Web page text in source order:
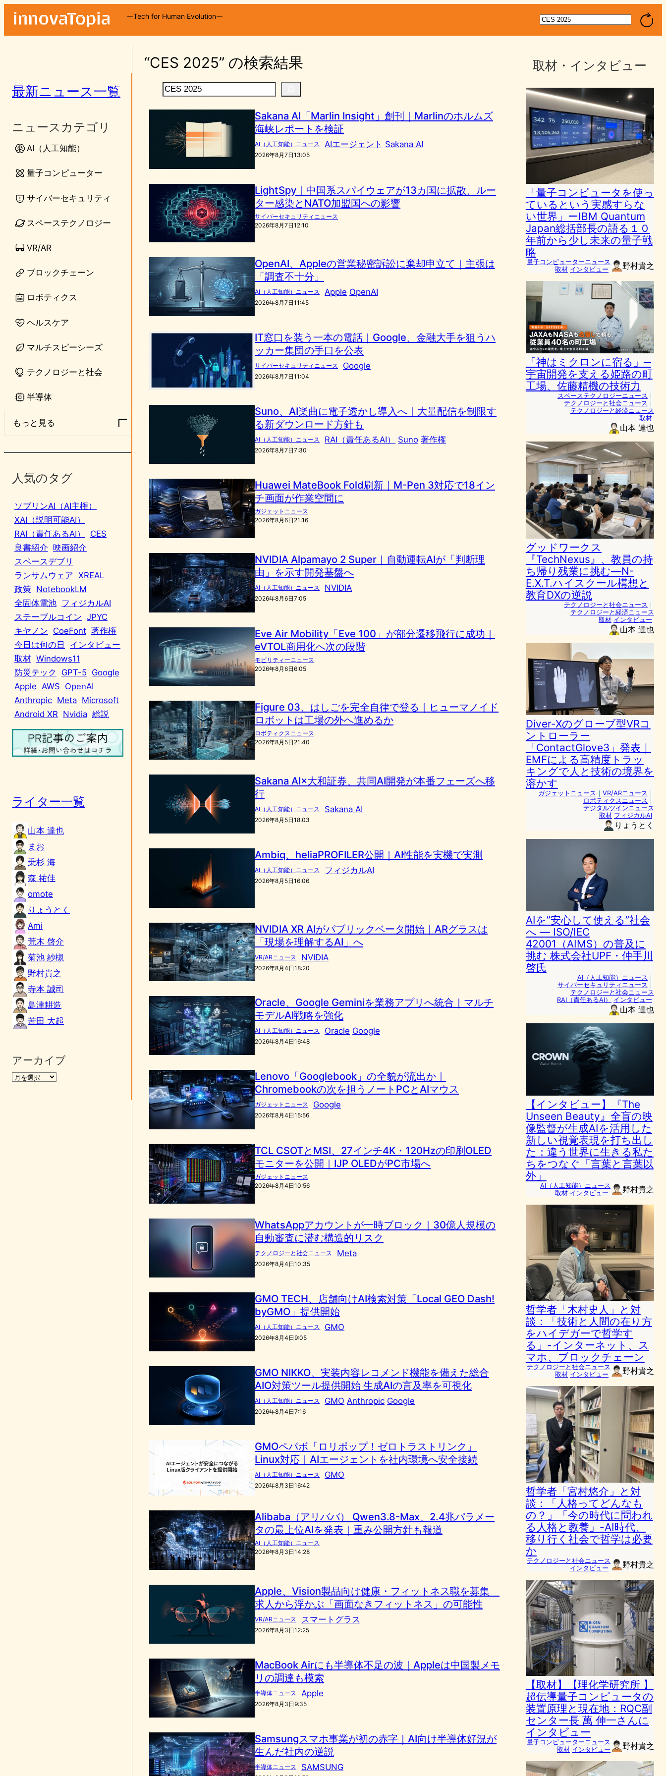
を
ーTech for Human Evolutionー
検
索
最新ニュース一覧
ニュースカテゴリ
AI（人工知能）
量子コンピューター
サイバーセキュリティ
スペーステクノロジー
VR/AR
ブロックチェーン
ロボティクス
ヘルスケア
マルチスピーシーズ
テクノロジーと社会
半導体
もっと見る
人気のタグ
ソブリンAI（AI主権）
XAI（説明可能AI）
RAI（責任あるAI）
CES
良書紹介 映画紹介
スペースデブリ
ランサムウェア XREAL
政策 NotebookLM
全固体電池 フィジカルAI
ステーブルコイン JPYC
キヤノン CoeFont 著作権
今日は何の日
インタビュー
取材 Windows11
防災テック
GPT-5 Google
Apple AWS OpenAI
Anthropic Meta Microsoft
Android XR Nvidia 総説
ライター一覧
山本 達也
まお
乗杉 海
森 祐佳
omote
りょうとく
Ami
荒木 啓介
菊池 紗槻
野村貴之
寺本 誠司
島津耕造
苦田 大起
アーカイブ
“CES 2025” の検索結果
Sakana AI「Marlin Insight」創刊｜Marlinのホルムズ
海峡レポートを検証
AI（人工知能）ニュース AIエージェント Sakana AI
2026年8月7日13:05
LightSpy｜中国系スパイウェアが13カ国に拡散、ルー
ター感染とNATO加盟国への影響
サイバーセキュリティニュース
2026年8月7日12:10
OpenAI、Appleの営業秘密訴訟に棄却申立て｜主張は
「調査不十分」
AI（人工知能）ニュース Apple OpenAI
2026年8月7日11:45
IT窓口を装う一本の電話｜Google、金融大手を狙うハ
ッカー集団の手口を公表
サイバーセキュリティニュース Google
2026年8月7日11:04
Suno、AI楽曲に電子透かし導入へ｜大量配信を制限す
る新ダウンロード方針も
AI（人工知能）ニュース RAI（責任あるAI） Suno 著作権
2026年8月7日7:30
Huawei MateBook Fold刷新｜M-Pen 3対応で18イン
チ画面が作業空間に
ガジェットニュース
2026年8月6日21:16
NVIDIA Alpamayo 2 Super｜自動運転AIが「判断理
由」を示す開発基盤へ
AI（人工知能）ニュース NVIDIA
2026年8月6日7:05
Eve Air Mobility「Eve 100」が部分遷移飛行に成功｜
eVTOL商用化へ次の段階
モビリティーニュース
2026年8月6日6:05
Figure 03、はしごを完全自律で登る｜ヒューマノイド
ロボットは工場の外へ進めるか
ロボティクスニュース
2026年8月5日21:40
Sakana AI×大和証券、共同AI開発が本番フェーズへ移
行
AI（人工知能）ニュース Sakana AI
2026年8月5日18:03
Ambiq、heliaPROFILER公開｜AI性能を実機で実測
AI（人工知能）ニュース フィジカルAI
2026年8月5日16:06
NVIDIA XR AIがパブリックベータ開始｜ARグラスは
「現場を理解するAI」へ
VR/ARニュース NVIDIA
2026年8月4日18:20
Oracle、Google Geminiを業務アプリへ統合｜マルチ
モデルAI戦略を強化
AI（人工知能）ニュース Oracle Google
2026年8月4日16:48
Lenovo「Googlebook」の全貌が流出か｜
Chromebookの次を担うノートPCとAIマウス
ガジェットニュース Google
2026年8月4日15:56
TCL CSOTとMSI、27インチ4K・120Hzの印刷OLED
モニターを公開｜IJP OLEDがPC市場へ
ガジェットニュース
2026年8月4日10:56
WhatsAppアカウントが一時ブロック｜30億人規模の
自動審査に潜む構造的リスク
テクノロジーと社会ニュース Meta
2026年8月4日10:35
GMO TECH、店舗向けAI検索対策「Local GEO Dash!
byGMO」提供開始
AI（人工知能）ニュース GMO
2026年8月4日9:05
GMO NIKKO、実装内容レコメンド機能を備えた総合
AIO対策ツール提供開始 生成AIの言及率を可視化
AI（人工知能）ニュース GMO Anthropic Google
2026年8月4日7:16
GMOペパボ「ロリポップ！ゼロトラストリンク」
Linux対応｜AIエージェントを社内環境へ安全接続
AI（人工知能）ニュース GMO
2026年8月3日16:42
Alibaba（アリババ） Qwen3.8-Max、2.4兆パラメー
タの最上位AIを発表｜重み公開方針も報道
AI（人工知能）ニュース
2026年8月3日14:28
Apple、Vision製品向け健康・フィットネス職を募集
求人から浮かぶ「画面なきフィットネス」の可能性
VR/ARニュース スマートグラス
2026年8月3日12:25
MacBook Airにも半導体不足の波｜Appleは中国製メモ
リの調達も模索
半導体ニュース Apple
2026年8月3日9:35
Samsungスマホ事業が初の赤字｜AI向け半導体好況が
生んだ社内の逆説
半導体ニュース SAMSUNG
取材・インタビュー
「量子コンピュータを使っ
ているという実感すらな
い世界」ーIBM Quantum
Japan総括部長の語る１０
年前から少し未来の量子戦
略
量子コンピューターニュース
取材 インタビュー 野村貴之
「神はミクロンに宿る」─
宇宙開発を支える姫路の町
工場、佐藤精機の技術力
スペーステクノロジーニュース ｜
テクノロジーと社会ニュース ｜
テクノロジーと経済ニュース
取材
山本 達也
グッドワークス
『TechNexus』、教員の持
ち帰り残業に挑む—N-
E.X.T.ハイスクール構想と
教育DXの逆説
テクノロジーと社会ニュース ｜
テクノロジーと経済ニュース
取材 インタビュー
山本 達也
Diver-Xのグローブ型VRコ
ントローラー
「ContactGlove3」発表｜
EMFによる高精度トラッ
キングで人と技術の境界を
溶かす
ガジェットニュース ｜VR/ARニュース ｜
ロボティクスニュース ｜
デジタルツインニュース
取材 フィジカルAI
りょうとく
AIを”安心して使える”社会
へ ― ISO/IEC
42001（AIMS）の普及に
挑む 株式会社UPF・仲手川
啓氏
AI（人工知能）ニュース ｜
サイバーセキュリティニュース ｜
テクノロジーと社会ニュース
RAI（責任あるAI）
インタビュー
山本 達也
【インタビュー】『The
Unseen Beauty』全盲の映
像監督が生成AIを活用した
新しい視覚表現を打ち出し
た：違う世界に生きる私た
ちをつなぐ「言葉と言葉以
外」
AI（人工知能）ニュース
取材 インタビュー 野村貴之
哲学者「木村史人」と対
談：「技術と人間の在り方
をハイデガーで哲学す
る」-インターネット、ス
マホ、ブロックチェーン
テクノロジーと社会ニュース
取材 インタビュー 野村貴之
哲学者「宮村悠介」と対
談：「人格ってどんなも
の？」「今の時代に問われ
る人格と教養」-AI時代、
移り行く社会で哲学は必要
か
テクノロジーと社会ニュース
インタビュー
野村貴之
【取材】【理化学研究所 】
超伝導量子コンピュータの
装置原理と現在地：RQC副
センター長 萬 伸一さんに
インタビュー
量子コンピューターニュース
取材 インタビュー 野村貴之